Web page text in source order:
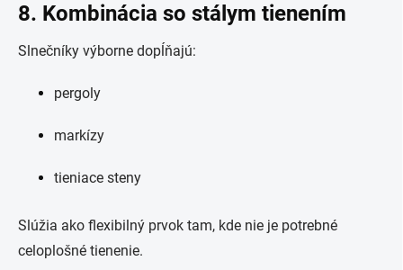
8. Kombinácia so stálym tienením
Slnečníky výborne dopĺňajú:
pergoly
markízy
tieniace steny
Slúžia ako flexibilný prvok tam, kde nie je potrebné
celoplošné tienenie.